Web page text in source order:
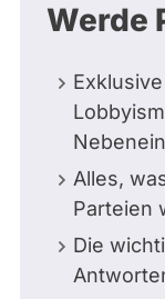
Werde
Alles,
Parteien
Die